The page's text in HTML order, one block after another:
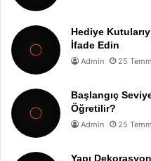
Hediye
İfade Edin
Admin 25
Başlangıç
Öğretilir?
Admin 25
Yapı